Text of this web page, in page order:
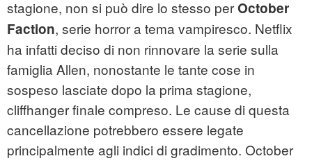
stagione, non si può dire lo stesso perOctober
Faction, serie horror a tema vampiresco. Netflix
ha infatti deciso di non rinnovare la serie sulla
famiglia Allen, nonostante le tante cose in
sospeso lasciate dopo la prima stagione,
cliffhanger finale compreso. Le cause di questa
cancellazione potrebbero essere legate
principalmente agli indici di gradimento. October